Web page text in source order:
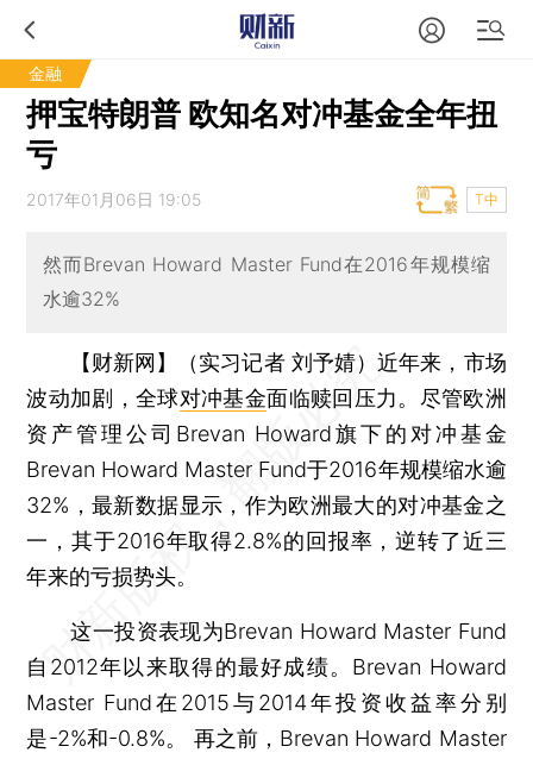
金融
押宝特朗普 欧知名对冲基金全年扭
亏
2017年01月06日 19:05 T中
然而Brevan Howard Master Fund在2016年规模缩
水逾32%
【财新网】（实习记者 刘予婧）近年来，市场
波动加剧，全球对冲基金面临赎回压力。尽管欧洲
资产管理公司Brevan Howard旗下的对冲基金
Brevan Howard Master Fund于2016年规模缩水逾
32%，最新数据显示，作为欧洲最大的对冲基金之
一，其于2016年取得2.8%的回报率，逆转了近三
年来的亏损势头。
这一投资表现为Brevan Howard Master Fund
自2012年以来取得的最好成绩。Brevan Howard
Master Fund在2015与2014年投资收益率分别
是-2%和-0.8%。 再之前，Brevan Howard Master